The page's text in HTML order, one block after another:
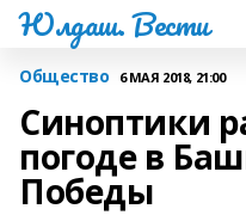
Юлдаш. Вести
Общество 6 МАЯ 2018, 21:00
Синоптики
погоде в
Победы